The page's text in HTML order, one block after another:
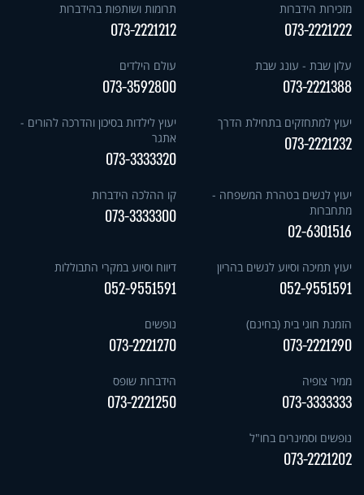
מזכירות הידברות
073-2221222
תרומות ושותפות בהידברות
073-2221212
עלון שבת - עונג שבת
073-2221388
עולם הילדים
073-3592800
יעוץ למתחזקים בתחילת הדרך
073-2221232
יעוץ לילדות בסיכון והדרכה להורים -
אתגר
073-3333320
יעוץ לנשים בטהרת המשפחה -
מתחברות
02-6301516
קו ההלכה הידברות
073-3333300
יעוץ תמיכה וסיוע לנשים בהריון
052-9551591
דיווח וסיוע במקרי התבוללות
052-9551591
הזמנת חוגי בית (בחינם)
073-2221290
נופשים
073-2221270
ממיר צופיה
073-3333333
הידברות שופס
073-2221250
נופשים וסמינרים בחו"ל
073-2221202